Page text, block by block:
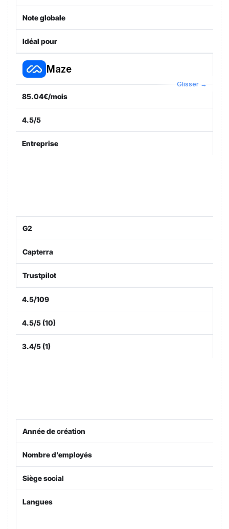
Note globale
Idéal pour
Maze
85.04€/mois
4.5/5
Entreprise
G2
Capterra
Trustpilot
4.5/109
4.5/5 (10)
3.4/5 (1)
Année de création
Nombre d’employés
Siège social
Langues